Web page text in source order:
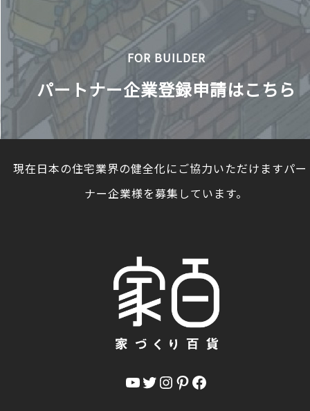
FOR BUILDER
パートナー企業登録申請はこちら
現在日本の住宅業界の健全化にご協力いただけますパ
ナー企業様を募集しています。
YouTube Twitter InstagramPinterest Facebook